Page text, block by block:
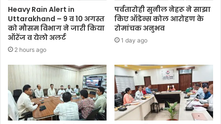
Heavy Rain Alert in
Uttarakhand – 9 व 10 अगस्त
को मौसम विभाग ने जारी किया
ऑरेंज व येलो अलर्ट
2 hours ago
पर्वतारोही सुनील नेहरू ने साझा
किए ऑडेन्स कोल आरोहण के
रोमांचक अनुभव
1 day ago